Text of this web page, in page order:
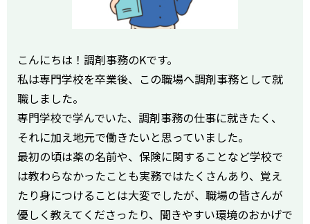
こんにちは！調剤事務のKです。
私は専門学校を卒業後、この職場へ調剤事務として就
職しました。
専門学校で学んでいた、調剤事務の仕事に就きたく、
それに加え地元で働きたいと思っていました。
最初の頃は薬の名前や、保険に関することなど学校で
は教わらなかったことも実務ではたくさんあり、覚え
たり身につけることは大変でしたが、職場の皆さんが
優しく教えてくださったり、聞きやすい環境のおかげで